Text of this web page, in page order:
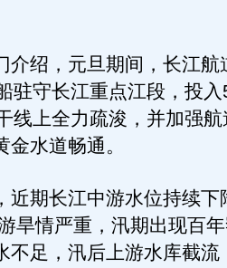
绍，元旦期间，长江航
驻守长江重点江段，投
线上全力疏浚，并加强
水道畅通。
期长江中游水位持续下
旱情严重，汛期出现百
不足，汛后上游水库截流